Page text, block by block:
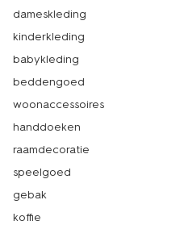
dameskleding
kinderkleding
babykleding
beddengoed
woonaccessoires
handdoeken
raamdecoratie
speelgoed
gebak
koffie